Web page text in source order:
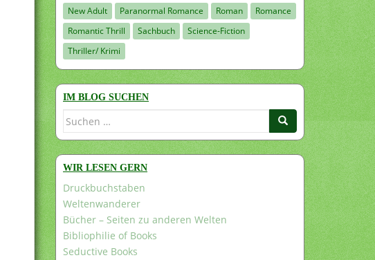
New Adult
Paranormal Romance Roman
Romance
Romantic Thrill
Sachbuch
Science-Fiction
Thriller/ Krimi
IM BLOG SUCHEN
Suchen
WIR LESEN GERN
Druckbuchstaben
Weltenwanderer
Bücher – Seiten zu anderen Welten
Bibliophilie of Books
Seductive Books